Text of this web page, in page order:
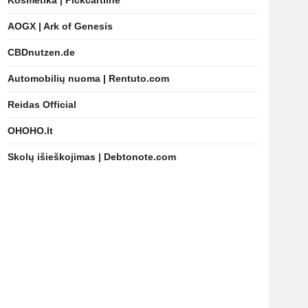
AOGX | Ark of Genesis
CBDnutzen.de
Automobilių nuoma | Rentuto.com
Reidas Official
OHOHO.lt
Skolų išieškojimas | Debtonote.com